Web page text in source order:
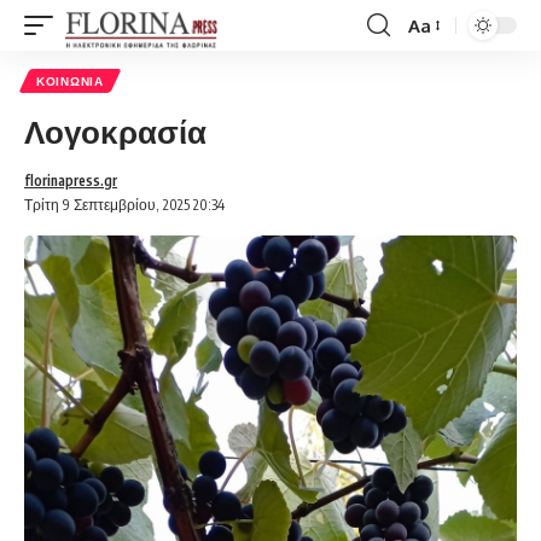
Font
Aa
ΚΟΙΝΩΝΊΑ
Λογοκρασία
Τρίτη 9 Σεπτεμβρίου, 2025 20:34
florinapress.gr